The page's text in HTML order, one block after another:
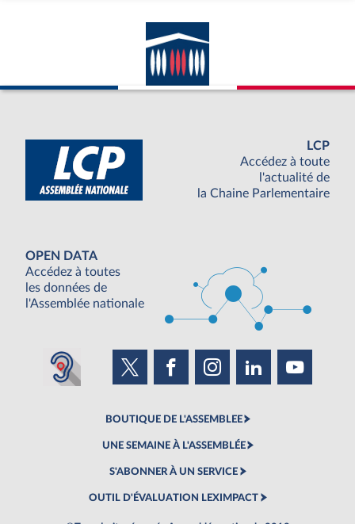
LCP
Accédez à toute
l'actualité de
la Chaine Parlementaire
OPEN DATA
Accédez à toutes
les données de
l'Assemblée nationale
BOUTIQUE DE L'ASSEMBLEE
UNE SEMAINE À L'ASSEMBLÉE
S'ABONNER À UN SERVICE
OUTIL D'ÉVALUATION LEXIMPACT